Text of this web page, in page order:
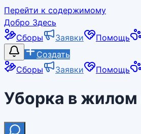
Перейти к содержимому
Добро Здесь
Сборы
Заявки Помощь
Создать
Сборы
Заявки Помощь
Уборка в